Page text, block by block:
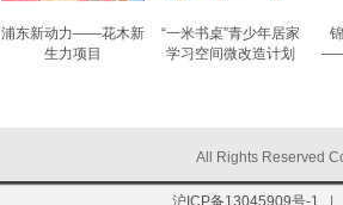
浦东新动力——花木新
生力项目
“一米书桌”青少年居家
学习空间微改造计划
All Rights Reserved
沪ICP备13045909号-1